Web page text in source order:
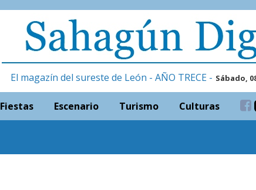
El magazín del sureste de León - AÑO TRECE - Sábado,
Fiestas Escenario Turismo Culturas